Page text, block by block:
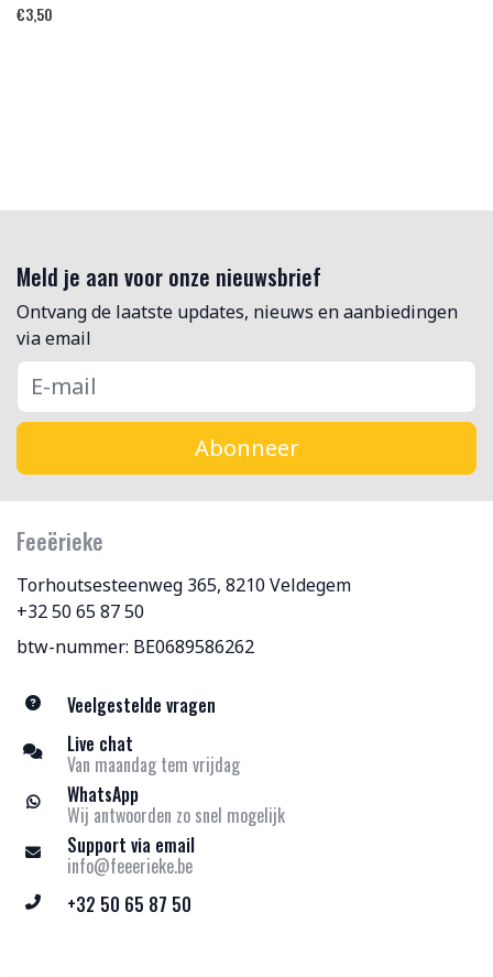
€3,50
Meld je aan voor onze nieuwsbrief
Ontvang de laatste updates, nieuws en aanbiedingen
via email
Abonneer
Feeërieke
Torhoutsesteenweg 365, 8210 Veldegem
+32 50 65 87 50
btw-nummer: BE0689586262
Veelgestelde vragen
Live chat
Van maandag tem vrijdag
WhatsApp
Wij antwoorden zo snel mogelijk
Support via email
info@feeerieke.be
+32 50 65 87 50